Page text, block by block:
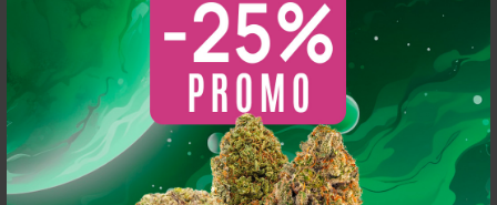
So CBD
5.0
Basé sur 216 avis
powered byGoogle
Thomas Arper
2 years ago
Magasin au top, bonne variété et vendeur généreux
N'hésitez pas à y aller vous y trouverez de qualité